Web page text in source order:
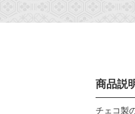
商品説
チェコ製